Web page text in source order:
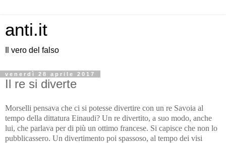
anti.it
Il vero del falso
venerdì 28 aprile 2017
Il re si diverte
Morselli pensava che ci si potesse divertire con un re Savoia al
tempo della dittatura Einaudi? Un re divertito, a suo modo, anche
lui, che parlava per di più un ottimo francese. Si capisce che non lo
pubblicassero. Un divertimento poi spassoso, al tempo dei visi